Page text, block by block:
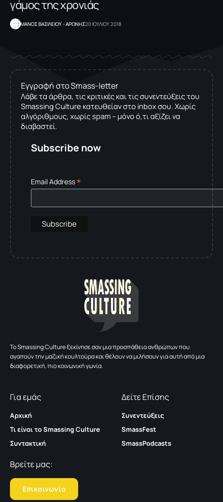
γάμος της χρονιάς
ΜΑΝΟΣ ΒΑΣΙΛΕΙΟΥ - ΑΡΩΝΗΣ20 ΙΟΥΛΙΟΥ 2018
Εγγραφή στο Smass-letter
Λάβε τα άρθρα, τις κριτικές και τις συνεντεύξεις του
Smassing Culture κατευθείαν στο inbox σου. Χωρίς
αλγόριθμους, χωρίς spam – μόνο ό,τι αξίζει να
διαβαστεί.
Subscribe now
Email Address*
To Smassing Culture ξεκίνησε σαν μια προσπάθεια ανθρώπων που
αγαπούν την μαζική κουλτούρα και θέλουν να μιλήσουν για αυτή από μια
διαφορετική, πιο κοινωνική γωνία.
Για εμάς
Αρχική
Τι είναι το Smassing Culture
Συντακτική
Δείτε Επίσης
Συνεντεύξεις
SmassFest
SmassPodcasts
Βρείτε μας:
Επικοινωνία